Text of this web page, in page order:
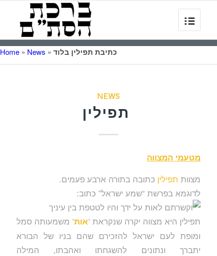
Home » News » כתיבת תפילין בלוד
NEWS
מטעמי המצווה
מצוות תפילין כתובה בתורה ארבע פעמים.
לדוגמא בפרשת “שמע ישראל” כתוב:
תפילין היא מצווה יקרה שנקראת ‘אות‘ משמעותה סמל
ומופת לעם ישראל להזכירם שהם בניו של הבורא
יתברך ונתונים להשגחתו ואהבתו, המילה